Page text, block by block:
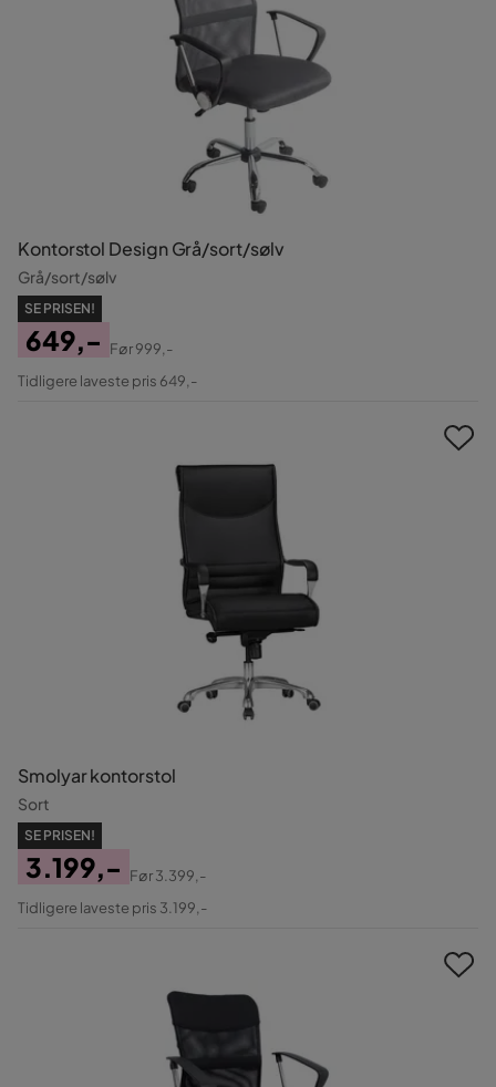
Kontorstol Design Grå/sort/sølv
Grå/sort/sølv
SE PRISEN!
Pris
649,-
Original
Før999,-
Tidligere laveste pris 649,-
Smolyar kontorstol
Sort
SE PRISEN!
Pris
3.199,-
Original
Før3.399,-
Tidligere laveste pris 3.199,-